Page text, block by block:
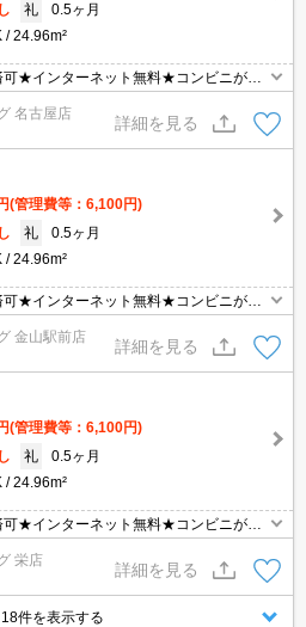
礼
0.5ヶ月
24.96m²
★インターネット無料★コンビニが近
オンライン内見・WEB契約等、ご来店
名古屋店
詳細を見る
(管理費等：6,100円)
礼
0.5ヶ月
24.96m²
★インターネット無料★コンビニが近
オンライン内見・WEB契約等、ご来店
金山駅前店
詳細を見る
(管理費等：6,100円)
礼
0.5ヶ月
24.96m²
★インターネット無料★コンビニが近
オンライン内見・WEB契約等、ご来店
栄店
詳細を見る
件を表示する